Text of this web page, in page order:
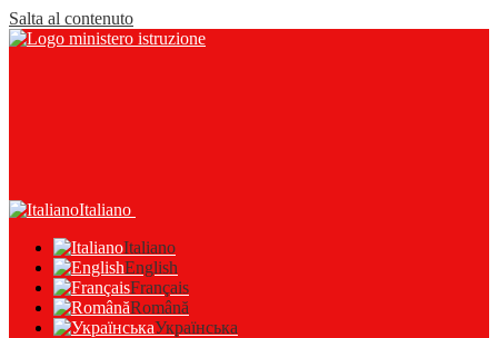
Salta al contenuto
Italiano
Italiano
English
Français
Română
Українська